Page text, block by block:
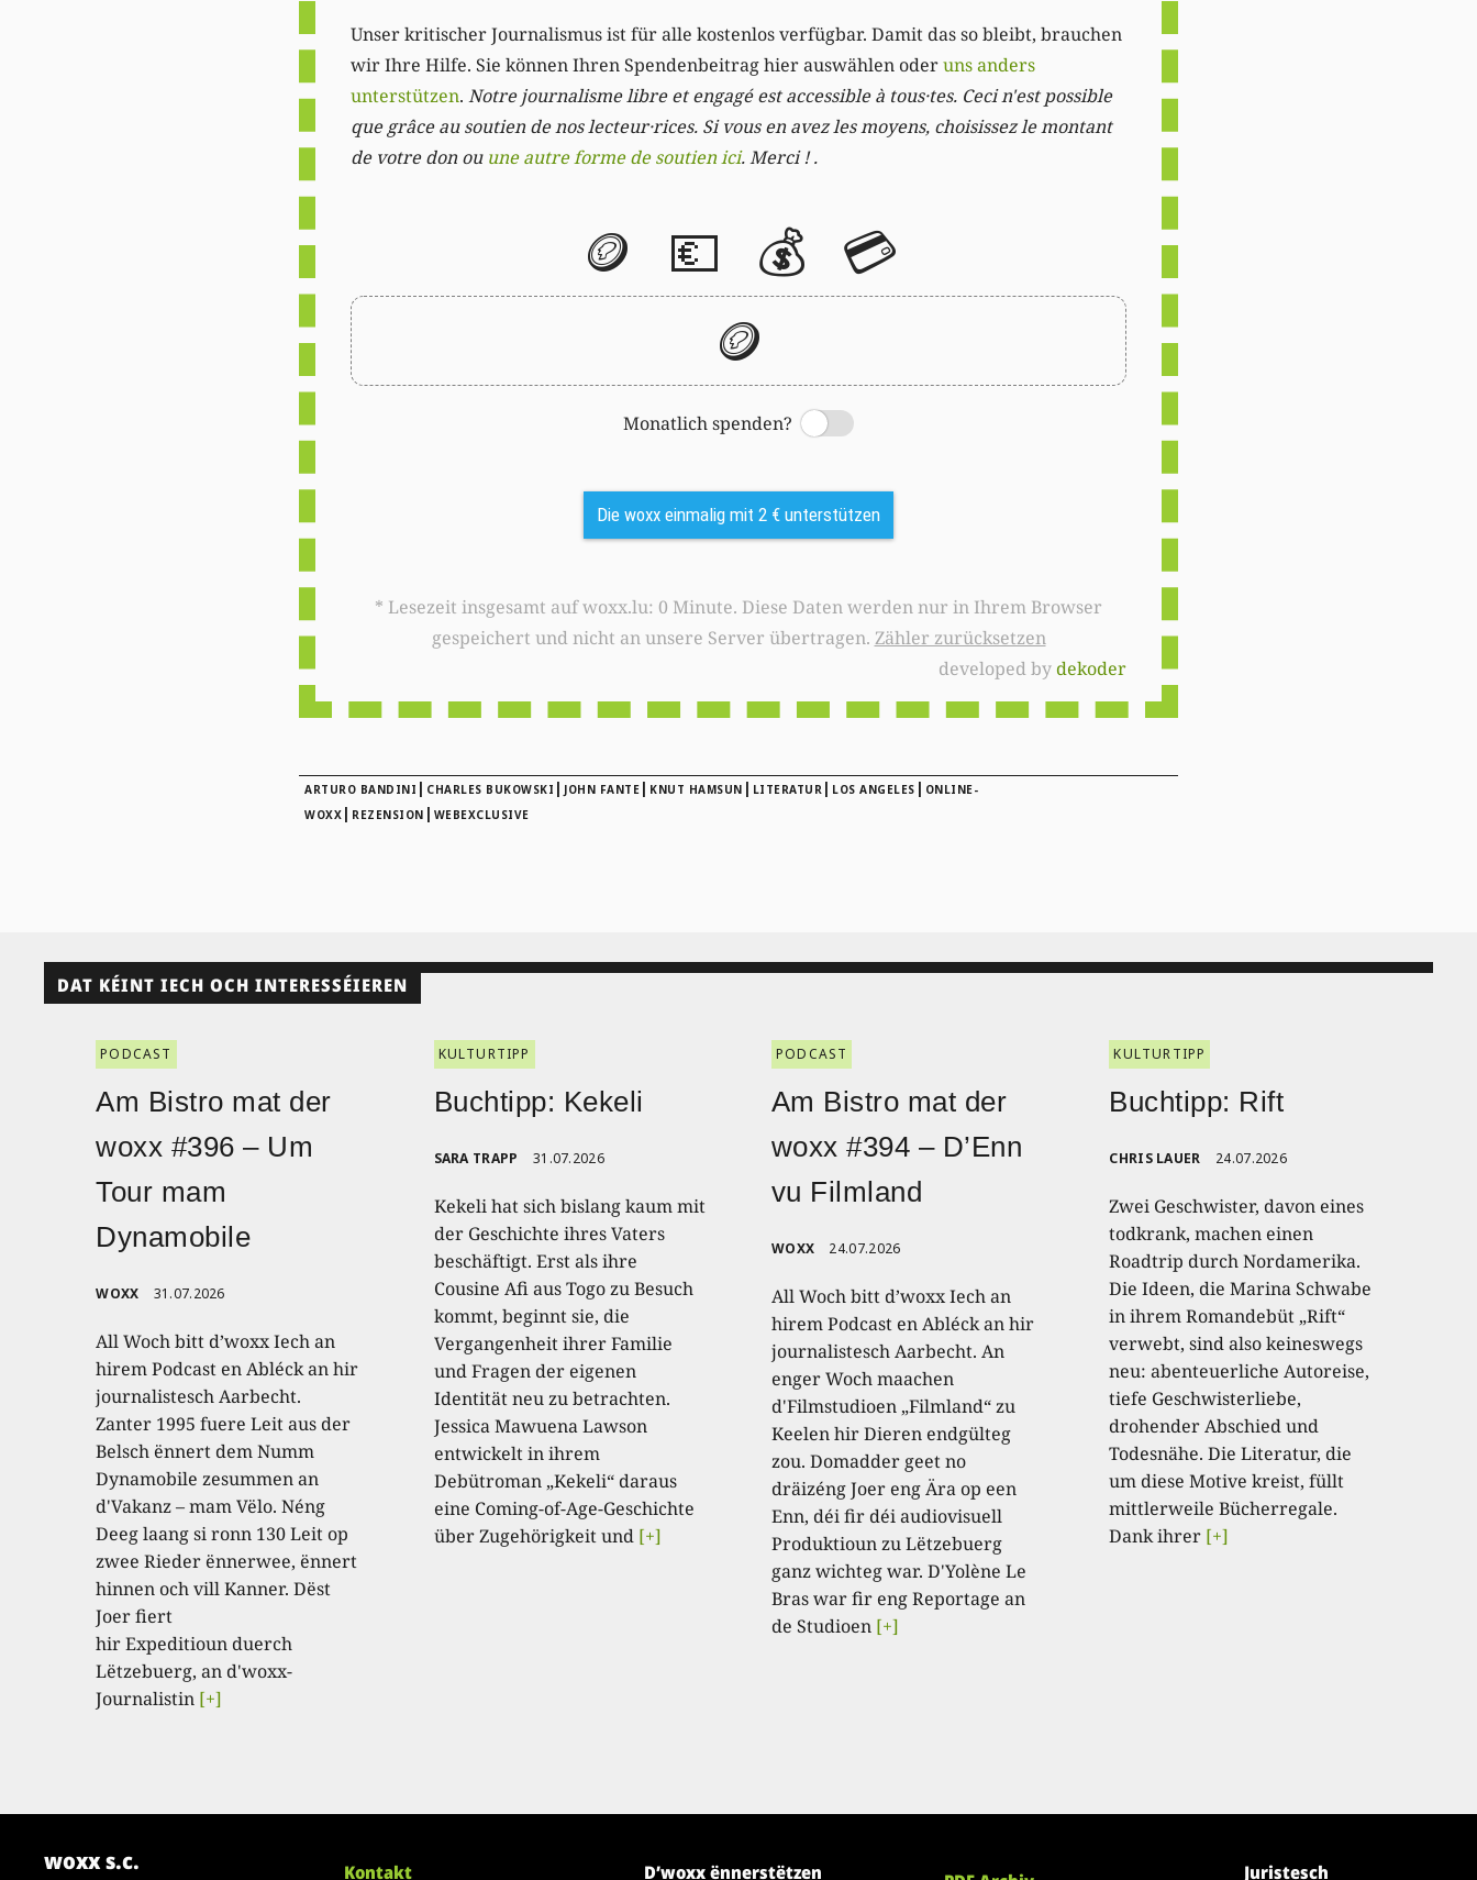
Unser kritischer Journalismus ist für alle kostenlos verfügbar. Damit das so bleibt, brauchen
wir Ihre Hilfe. Sie können Ihren Spendenbeitrag hier auswählen oderuns anders
unterstützen. Notre journalisme libre et engagé est accessible à tous·tes. Ceci n'est possible
que grâce au soutien de nos lecteur·rices. Si vous en avez les moyens, choisissez le montant
de votre don ou une autre forme de soutien ici. Merci ! .
🪙 💶 💰 💳
🪙
Monatlich spenden?
Switch
Die woxx einmalig mit 2 € unterstützen
* Lesezeit insgesamt auf woxx.lu: 0 Minute. Diese Daten werden nur in Ihrem Browser
gespeichert und nicht an unsere Server übertragen. Zähler zurücksetzen
developed bydekoder
ARTURO BANDINI | CHARLES BUKOWSKI | JOHN FANTE | KNUT HAMSUN | LITERATUR | LOS ANGELES | ONLINE-
WOXX | REZENSION | WEBEXCLUSIVE
DAT KÉINT IECH OCH INTERESSÉIEREN
PODCAST
Am Bistro mat der
woxx #396 – Um
Tour mam
Dynamobile
WOXX 31.07.2026
All Woch bitt d’woxx Iech an
hirem Podcast en Abléck an hir
journalistesch Aarbecht.
Zanter 1995 fuere Leit aus der
Belsch ënnert dem Numm
Dynamobile zesummen an
d'Vakanz – mam Vëlo. Néng
Deeg laang si ronn 130 Leit op
zwee Rieder ënnerwee, ënnert
hinnen och vill Kanner. Dëst
Joer fiert
hir Expeditioun duerch
Lëtzebuerg, an d'woxx-
Journalistin [+]
KULTURTIPP
Buchtipp: Kekeli
SARA TRAPP 31.07.2026
Kekeli hat sich bislang kaum mit
der Geschichte ihres Vaters
beschäftigt. Erst als ihre
Cousine Afi aus Togo zu Besuch
kommt, beginnt sie, die
Vergangenheit ihrer Familie
und Fragen der eigenen
Identität neu zu betrachten.
Jessica Mawuena Lawson
entwickelt in ihrem
Debütroman „Kekeli“ daraus
eine Coming-of-Age-Geschichte
über Zugehörigkeit und [+]
PODCAST
Am Bistro mat der
woxx #394 – D’Enn
vu Filmland
WOXX 24.07.2026
All Woch bitt d’woxx Iech an
hirem Podcast en Abléck an hir
journalistesch Aarbecht. An
enger Woch maachen
d'Filmstudioen „Filmland“ zu
Keelen hir Dieren endgülteg
zou. Domadder geet no
dräizéng Joer eng Ära op een
Enn, déi fir déi audiovisuell
Produktioun zu Lëtzebuerg
ganz wichteg war. D'Yolène Le
Bras war fir eng Reportage an
de Studioen [+]
KULTURTIPP
Buchtipp: Rift
CHRIS LAUER 24.07.2026
Zwei Geschwister, davon eines
todkrank, machen einen
Roadtrip durch Nordamerika.
Die Ideen, die Marina Schwabe
in ihrem Romandebüt „Rift“
verwebt, sind also keineswegs
neu: abenteuerliche Autoreise,
tiefe Geschwisterliebe,
drohender Abschied und
Todesnähe. Die Literatur, die
um diese Motive kreist, füllt
mittlerweile Bücherregale.
Dank ihrer [+]
woxx s.c. Kontakt D’woxx ënnerstëtzen Juristesch